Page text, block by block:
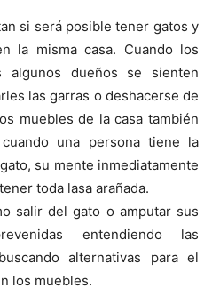
si será posible tener gatos y
la misma casa. Cuando los
algunos dueños se sienten
las garras o deshacerse de
muebles de la casa también
una persona tiene la
su mente inmediatamente
toda lasa arañada.
salir del gato o amputar sus
entendiendo las
alternativas para el
los muebles.